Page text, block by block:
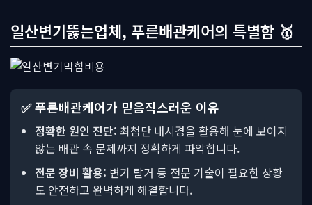
일산변기뚫는업체, 푸른배관케어의 특별함 🥇
✅ 푸른배관케어가 믿음직스러운 이유
정확한 원인 진단: 최첨단 내시경을 활용해 눈에 보이지
않는 배관 속 문제까지 정확하게 파악합니다.
전문 장비 활용: 변기 탈거 등 전문 기술이 필요한 상황
도 안전하고 완벽하게 해결합니다.